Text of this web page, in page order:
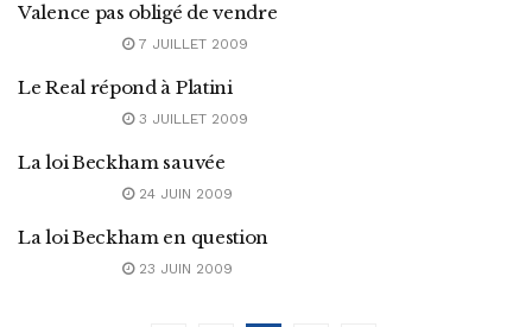
Valence pas obligé de vendre
7 JUILLET 2009
Le Real répond à Platini
3 JUILLET 2009
La loi Beckham sauvée
24 JUIN 2009
La loi Beckham en question
23 JUIN 2009